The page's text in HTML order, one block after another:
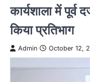
कार्यशाला में पूर्व
किया प्रतिभाग
Admin October 12,